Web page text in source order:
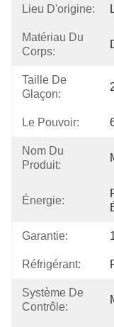
Lieu D'origine:
Matériau Du
Corps:
Taille De
Glaçon:
Le Pouvoir:
Nom Du
Produit:
Énergie:
Garantie:
Réfrigérant:
Système De
Contrôle: